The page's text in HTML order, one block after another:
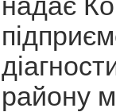
району